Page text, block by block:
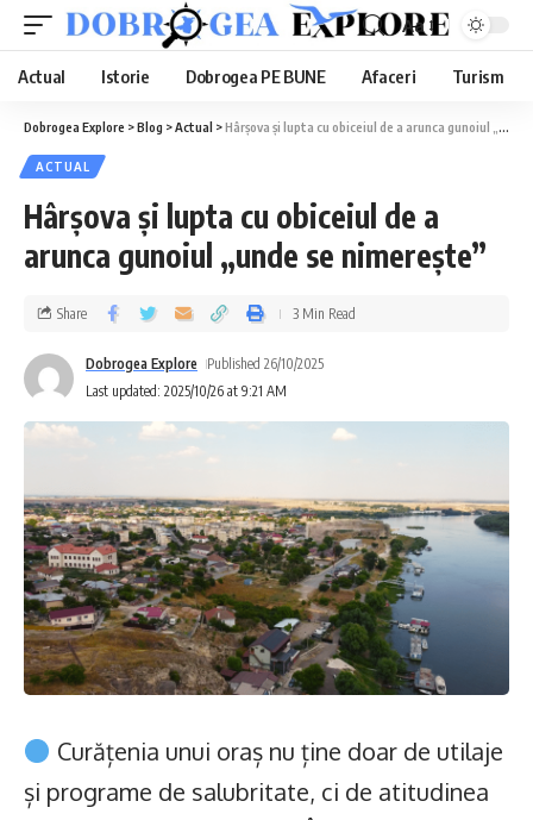
Aa
Actual Istorie Dobrogea PE BUNE Afaceri Turism
Dobrogea Explore >Blog >Actual >Hârșova și lupta cu obiceiul de a arunca gunoiul „unde se nimerește”
ACTUAL
Hârșova și lupta cu obiceiul de a
arunca gunoiul „unde se nimerește”
Last updated: 2025/10/26 at 9:21 AM
Dobrogea Explore Published 26/10/2025
Share 3 Min Read
Curățenia unui oraș nu ține doar de utilaje
și programe de salubritate, ci de atitudinea